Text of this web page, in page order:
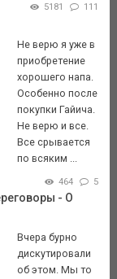
5181 111
Не верю я уже в
приобретение
хорошего напа.
Особенно после
покупки Гайича.
Не верю и все.
Все срывается
по всяким ...
464 5
- O
Вчера бурно
дискутировали
об этом. Мы то